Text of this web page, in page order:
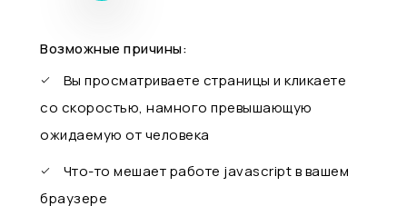
Возможные причины:
Вы просматриваете страницы и кликаете
со скоростью, намного превышающую
ожидаемую от человека
Что-то мешает работе javascript в вашем
браузере